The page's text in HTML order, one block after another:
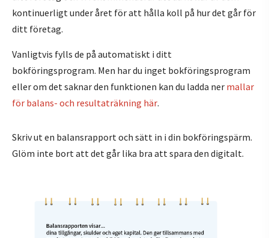
kontinuerligt under året för att hålla koll på hur det går för
ditt företag.
Vanligtvis fylls de på automatiskt i ditt
bokföringsprogram. Men har du inget bokföringsprogram
eller om det saknar den funktionen kan du ladda ner mallar
för balans- och resultaträkning här.
Skriv ut en balansrapport och sätt in i din bokföringspärm.
Glöm inte bort att det går lika bra att spara den digitalt.